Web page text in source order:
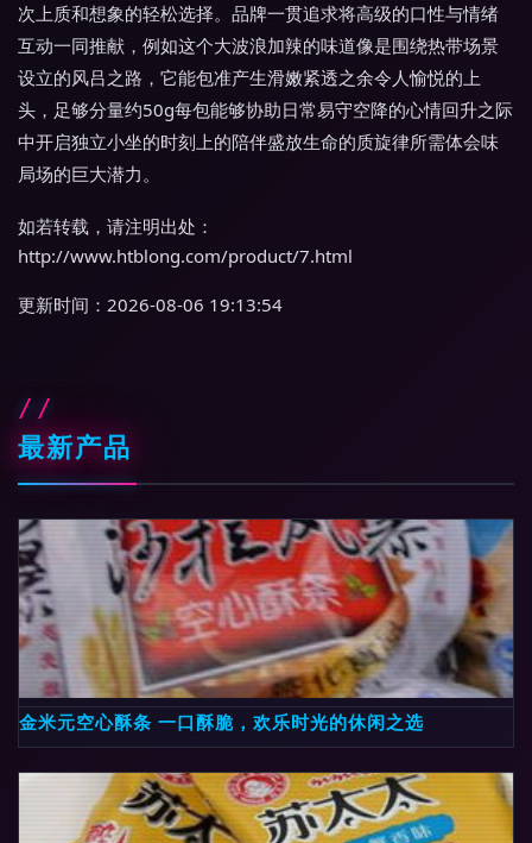
次上质和想象的轻松选择。品牌一贯追求将高级的口性与情绪
互动一同推献，例如这个大波浪加辣的味道像是围绕热带场景
设立的风吕之路，它能包准产生滑嫩紧透之余令人愉悦的上
头，足够分量约50g每包能够协助日常易守空降的心情回升之际
中开启独立小坐的时刻上的陪伴盛放生命的质旋律所需体会味
局场的巨大潜力。
如若转载，请注明出处：
http://www.htblong.com/product/7.html
更新时间：2026-08-06 19:13:54
最新产品
金米元空心酥条 一口酥脆，欢乐时光的休闲之选